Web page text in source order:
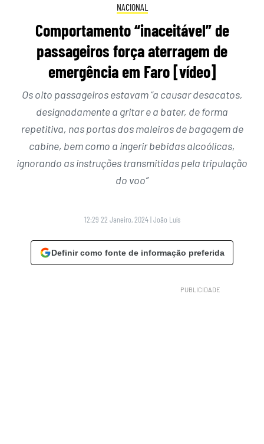
NACIONAL
Comportamento “inaceitável” de
passageiros força aterragem de
emergência em Faro [vídeo]
Os oito passageiros estavam “a causar desacatos,
designadamente a gritar e a bater, de forma
repetitiva, nas portas dos maleiros de bagagem de
cabine, bem como a ingerir bebidas alcoólicas,
ignorando as instruções transmitidas pela tripulação
do voo”
12:29 22 Janeiro, 2024 |João Luís
Definir como fonte de informação preferida